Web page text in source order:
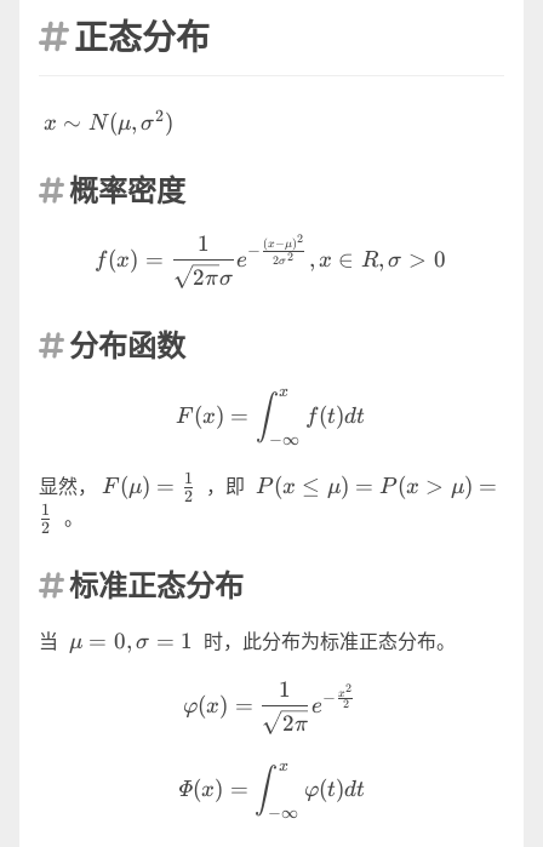
正态分布
x \sim
x ∼ N(μ, σ2)
概率密度
f(x)=\frac{1}{\sqrt{2 \pi}
f(x) =
2πσ
1
e− 2σ2
(x−μ)2
, x ∈ R, σ > 0
分布函数
F(x)=\int^{x}_{-
F (x) = ∫−∞
x
f(t)dt
显然，
F(\mu)=\frac{1}
F (μ) = 2
1 ，即
P(x \le
P(x ≤ μ) = P(x > μ) =
2
1 。
标准正态分布
当 \mu=0,\sigma=1
μ = 0, σ = 1 时，此分布为标准正态分布。
φ(x) =
2π
1
e− 2
x2
\varPhi(x)=\int^{x}_{-
Φ(x) = ∫−∞
x
φ(t)dt